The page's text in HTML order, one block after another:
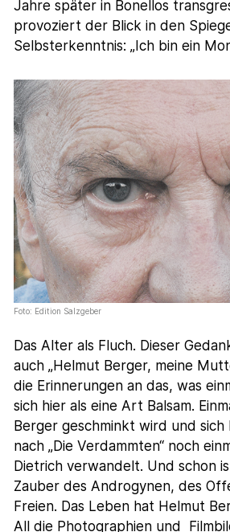
Jahre später in Bonellos
provoziert der Blick in den
Selbsterkenntnis: „Ich bin ein
Foto: Edition Salzgeber
Das Alter als Fluch. Dieser
auch „Helmut Berger, meine
die Erinnerungen an das, was
sich hier als eine Art Balsam.
Berger geschminkt wird und sich
nach „Die Verdammten“ noch
Dietrich verwandelt. Und schon
Zauber des Androgynen, des
Freien. Das Leben hat Helmut
All die Photographien und